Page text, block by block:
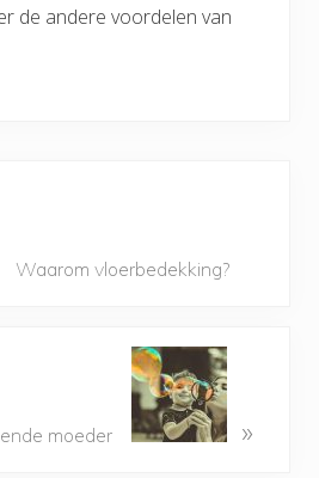
de andere voordelen van
Waarom vloerbedekking?
moeder »